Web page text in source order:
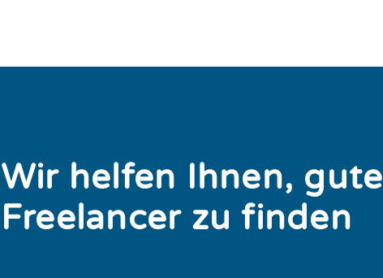
Wir helfen Ihnen, gute
Freelancer zu finden